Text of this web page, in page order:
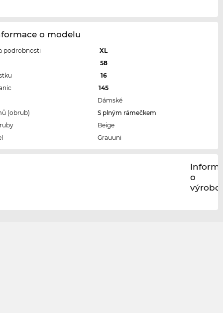
o modelu
podrobnosti
XL
58
16
145
Dámské
(obrub)
S plným rámečkem
Beige
Grauuni
o
výrobci